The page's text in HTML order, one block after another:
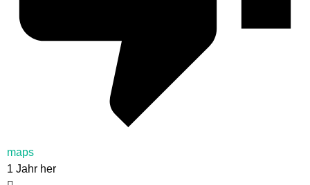
maps
1 Jahr her